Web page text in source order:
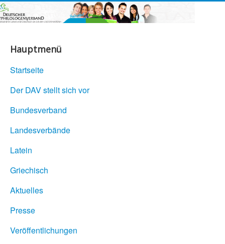
Hauptmenü
Startseite
Der DAV stellt sich vor
Bundesverband
Landesverbände
Latein
Griechisch
Aktuelles
Presse
Veröffentlichungen